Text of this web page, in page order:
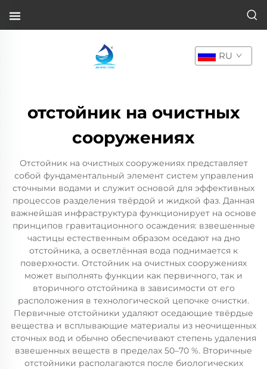
RU
отстойник на очистных
сооружениях
Отстойник на очистных сооружениях представляет
собой фундаментальный элемент систем управления
сточными водами и служит основой для эффективных
процессов разделения твёрдой и жидкой фаз. Данная
важнейшая инфраструктура функционирует на основе
принципов гравитационного осаждения: взвешенные
частицы естественным образом оседают на дно
отстойника, а осветлённая вода поднимается к
поверхности. Отстойник на очистных сооружениях
может выполнять функции как первичного, так и
вторичного отстойника в зависимости от его
расположения в технологической цепочке очистки.
Первичные отстойники удаляют оседающие твёрдые
вещества и всплывающие материалы из неочищенных
сточных вод и обычно обеспечивают степень удаления
взвешенных веществ в пределах 50–70 %. Вторичные
отстойники располагаются после биологических